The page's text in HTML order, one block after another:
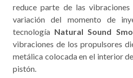
reduce parte de las
variación del momento de
tecnología Natural Sound
vibraciones de los propulsores
metálica colocada en el interior
pistón.